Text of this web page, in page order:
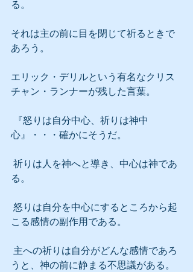
る。
それは主の前に目を閉じて祈るときで
あろう。
エリック・デリルという有名なクリス
チャン・ランナーが残した言葉。
心』・・・確かにそうだ。
る。
こる感情の副作用である。
うと、神の前に静まる不思議がある。